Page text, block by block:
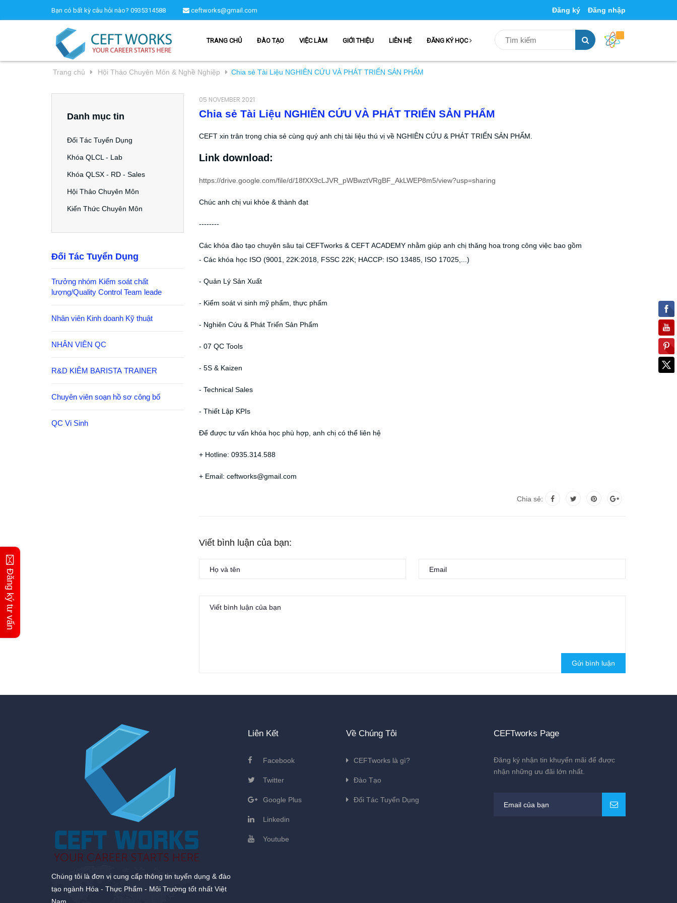
Bạn có bất kỳ câu hỏi nào? 0935314588 ceftworks@gmail.com Đăng ký Đăng nhập
TRANG CHỦ ĐÀO TẠO VIỆC LÀM GIỚI THIỆU LIÊN HỆ ĐĂNG KÝ HỌC
Trang chủ Hội Thảo Chuyên Môn & Nghề Nghiệp Chia sẻ Tài Liệu NGHIÊN CỨU VÀ PHÁT TRIỂN SẢN PHẨM
05 NOVEMBER 2021
Chia sẻ Tài Liệu NGHIÊN CỨU VÀ PHÁT TRIỂN SẢN PHẨM
CEFT xin trân trọng chia sẻ cùng quý anh chị tài liệu thú vị về NGHIÊN CỨU & PHÁT TRIỂN SẢN PHẨM.
Link download:
https://drive.google.com/file/d/18fXX9cLJVR_pWBwztVRgBF_AkLWEP8m5/view?usp=sharing
Chúc anh chị vui khỏe & thành đạt
--------
Các khóa đào tạo chuyên sâu tại CEFTworks & CEFT ACADEMY nhằm giúp anh chị thăng hoa trong công việc bao gồm
- Các khóa học ISO (9001, 22K:2018, FSSC 22K; HACCP: ISO 13485, ISO 17025,...)
- Quản Lý Sản Xuất
- Kiểm soát vi sinh mỹ phẩm, thực phẩm
- Nghiên Cứu & Phát Triển Sản Phẩm
- 07 QC Tools
- 5S & Kaizen
- Technical Sales
- Thiết Lập KPIs
Để được tư vấn khóa học phù hợp, anh chị có thể liên hệ
+ Hotline: 0935.314.588
+ Email: ceftworks@gmail.com
Chia sẻ:
Viết bình luận của bạn:
Gửi bình luận
Danh mục tin
Đối Tác Tuyển Dụng
Khóa QLCL - Lab
Khóa QLSX - RD - Sales
Hội Thảo Chuyên Môn
Kiến Thức Chuyên Môn
Đối Tác Tuyển Dụng
Trưởng nhóm Kiểm soát chất
lượng/Quality Control Team leade
Nhân viên Kinh doanh Kỹ thuật
NHÂN VIÊN QC
R&D KIÊM BARISTA TRAINER
Chuyên viên soạn hồ sơ công bố
QC Vi Sinh
Chúng tôi là đơn vị cung cấp thông tin tuyển dụng & đào
tạo ngành Hóa - Thực Phẩm - Môi Trường tốt nhất Việt
Liên Kết
Facebook
Twitter
Google Plus
Linkedin
Youtube
Về Chúng Tôi
CEFTworks là gì?
Đào Tạo
Đối Tác Tuyển Dụng
CEFTworks Page
Đăng ký nhận tin khuyến mãi để được
nhận những ưu đãi lớn nhất.
Đăng ký tư vấn